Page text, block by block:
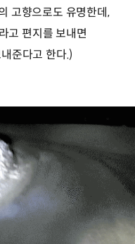
고향으로도 유명한데,
고 편지를 보내면
준다고 한다.)